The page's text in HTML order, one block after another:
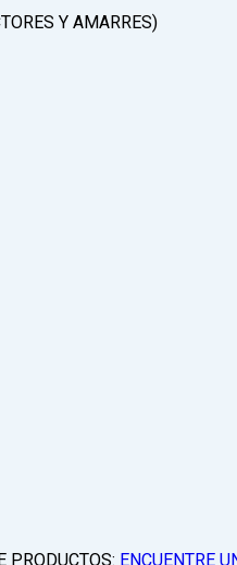
Y AMARRES)
PRODUCTOS: ENCUENTRE